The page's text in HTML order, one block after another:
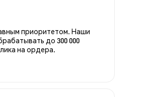
приоритетом. Наши
до 300 000
на ордера.